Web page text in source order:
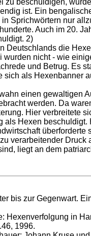
ist. Ein
Sprichwörtern nur
Auch im 20.
2)
Deutschlands die
nicht - wie
und Betrug. Es
als
einen
werden. Da
Hier verbreitete
Hexen
verarbeitender
liegt an dem
bis zur Gegenwart.
in
1996.